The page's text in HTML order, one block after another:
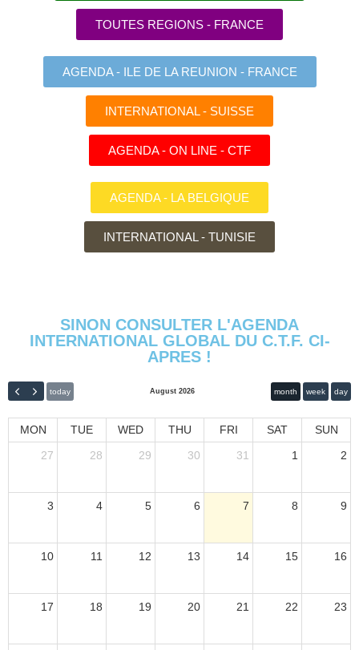
TOUTES REGIONS - FRANCE
AGENDA - ILE DE LA REUNION - FRANCE
INTERNATIONAL - SUISSE
AGENDA - ON LINE - CTF
AGENDA - LA BELGIQUE
INTERNATIONAL - TUNISIE
SINON CONSULTER L'AGENDA
INTERNATIONAL GLOBAL DU C.T.F. CI-
APRES !
today August 2026 month week day
MON TUE WED THU FRI SAT
SUN
27
28 29 30 31 1 2
3 4 5 6 7 8 9
10 11 12 13 14 15 16
17 18 19 20 21 22 23